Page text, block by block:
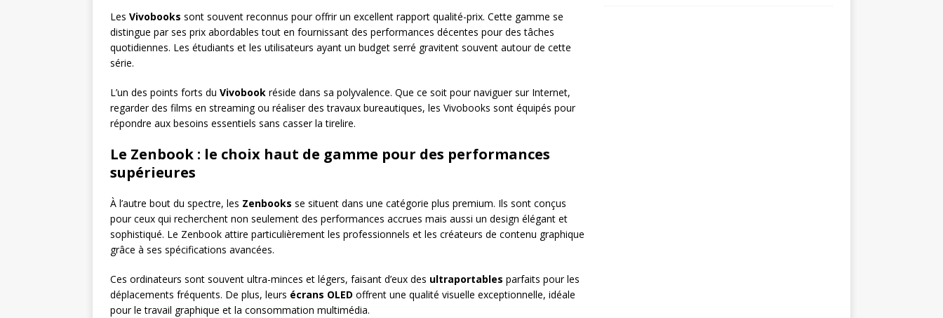
Les Vivobooks sont souvent reconnus pour offrir un excellent rapport qualité-prix. Cette gamme se
distingue par ses prix abordables tout en fournissant des performances décentes pour des tâches
quotidiennes. Les étudiants et les utilisateurs ayant un budget serré gravitent souvent autour de cette
série.
L’un des points forts du Vivobook réside dans sa polyvalence. Que ce soit pour naviguer sur Internet,
regarder des films en streaming ou réaliser des travaux bureautiques, les Vivobooks sont équipés pour
répondre aux besoins essentiels sans casser la tirelire.
Le Zenbook : le choix haut de gamme pour des performances
supérieures
À l’autre bout du spectre, les Zenbooks se situent dans une catégorie plus premium. Ils sont conçus
pour ceux qui recherchent non seulement des performances accrues mais aussi un design élégant et
sophistiqué. Le Zenbook attire particulièrement les professionnels et les créateurs de contenu graphique
grâce à ses spécifications avancées.
Ces ordinateurs sont souvent ultra-minces et légers, faisant d’eux des ultraportables parfaits pour les
déplacements fréquents. De plus, leurs écrans OLED offrent une qualité visuelle exceptionnelle, idéale
pour le travail graphique et la consommation multimédia.